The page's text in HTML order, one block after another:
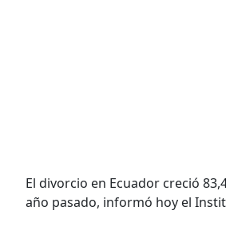
El divorcio en Ecuador creció
año pasado, informó hoy el